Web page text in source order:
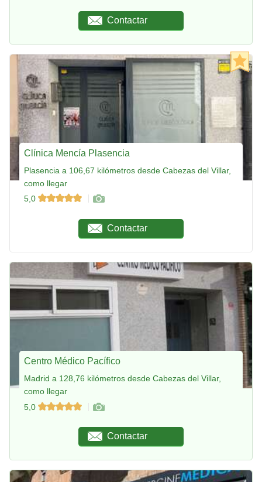
Contactar
Clínica Mencía Plasencia
Plasencia a 106,67 kilómetros desde Cabezas del Villar,
como llegar
5,0
Contactar
Centro Médico Pacífico
Madrid a 128,76 kilómetros desde Cabezas del Villar,
como llegar
5,0
Contactar